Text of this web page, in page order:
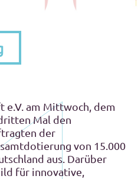
e.V. am Mittwoch, dem
Mal den
der
von 15.000
aus. Darüber
für innovative,